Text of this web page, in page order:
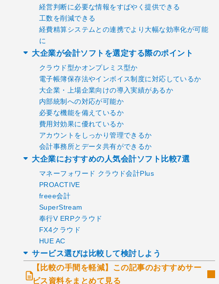
経営判断に必要な情報をすばやく提供できる
工数を削減できる
経費精算システムとの連携でより大幅な効率化が可能
に
大企業が会計ソフトを選定する際のポイント
クラウド型かオンプレミス型か
電子帳簿保存法やインボイス制度に対応しているか
大企業・上場企業向けの導入実績があるか
内部統制への対応が可能か
必要な機能を備えているか
費用対効果に優れているか
アカウントをしっかり管理できるか
会計事務所とデータ共有ができるか
大企業におすすめの人気会計ソフト比較7選
マネーフォワード クラウド会計Plus
PROACTIVE
freee会計
SuperStream
奉行V ERPクラウド
FX4クラウド
HUE AC
サービス選びは比較して検討しよう
【比較の手間を軽減】この記事のおすすめサー
ビス資料をまとめて見る